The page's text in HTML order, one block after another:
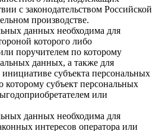
с законодательством Российской
производстве.
данных необходима для
которого либо
поручителем по которому
данных, а также для
субъекта персональных
которому субъект персональных
или
данных необходима для
интересов оператора или